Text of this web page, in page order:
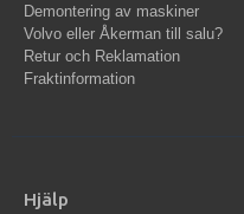
Demontering av maskiner
Volvo eller Åkerman till salu?
Retur och Reklamation
Fraktinformation
Hjälp